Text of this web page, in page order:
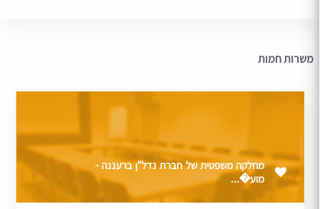
משרות חמות
מחלקה משפטית של חברת נדל"ן ברעננה -
מוע�...